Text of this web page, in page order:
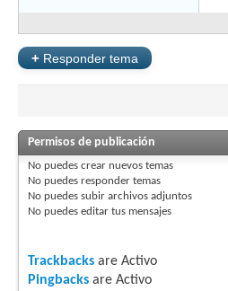
+ Responder tema
Permisos de publicación
No puedes crear nuevos temas
No puedes responder temas
No puedes subir archivos adjuntos
No puedes editar tus mensajes
Trackbacks are Activo
Pingbacks are Activo